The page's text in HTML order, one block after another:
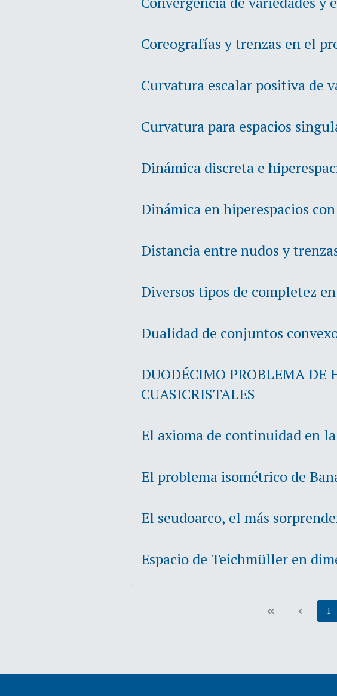
Coreografías y trenzas en el
Curvatura escalar positiva de
Curvatura para espacios
Dinámica discreta e
Dinámica en hiperespacios
Distancia entre nudos y
Diversos tipos de completez
Dualidad de conjuntos
DUODÉCIMO PROBLEMA
CUASICRISTALES
El axioma de continuidad en
El problema isométrico de
El seudoarco, el más
Espacio de Teichmüller en
1